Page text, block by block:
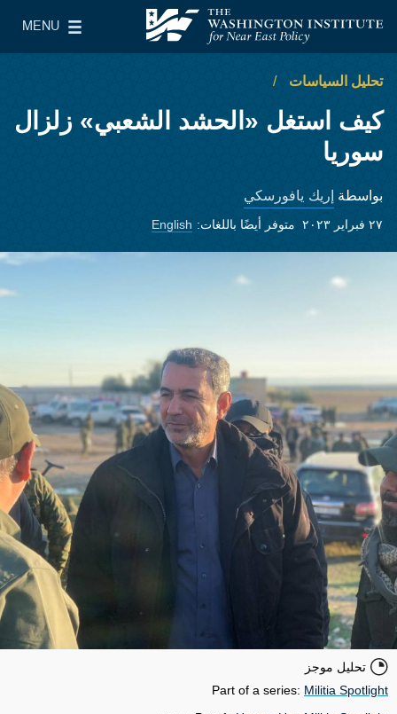
معهد واشنطن لسياسات الشرق الأدنى
MENU
Main Menu
تحليل السياسات
كيف استغل «الحشد الشعبي» زلزال
سوريا
بواسطة إريك يافورسكي
٢٧ فبراير ٢٠٢٣ متوفر أيضًا باللغات: English
تحليل موجز
Part of a series: Militia Spotlight